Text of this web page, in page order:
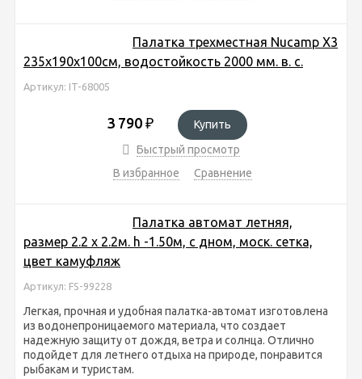
Палатка трехместная Nucamp X3
235х190х100см, водостойкость 2000 мм. в. с.
Артикул: IT-68005
3 790 ₽
Купить
Быстрый просмотр
В избранное
Сравнение
Палатка автомат летняя,
размер 2.2 х 2.2м. h -1.50м, с дном, моск. сетка,
цвет камуфляж
Артикул: FS-99228
Легкая, прочная и удобная палатка-автомат изготовлена
из водонепроницаемого материала, что создает
надежную защиту от дождя, ветра и солнца. Отлично
подойдет для летнего отдыха на природе, понравится
рыбакам и туристам.